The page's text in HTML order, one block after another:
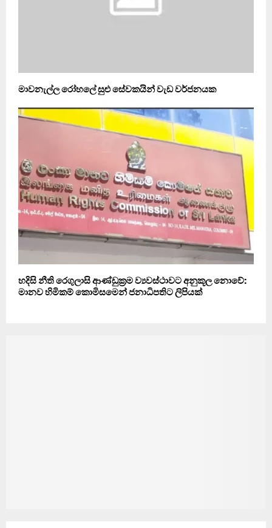
මාවනැල්ල රෝහලේ සුළු සේවකයින් වැඩ වර්ජනයක
හදිසි නීති රෙගුලාසි ආණ්ඩුක්‍රම ව්‍යවස්ථාවට අනුකූල නොවේ:
මානව හිමිකම් කොමිසමෙන් ජනාධිපතිට ලිපියක්